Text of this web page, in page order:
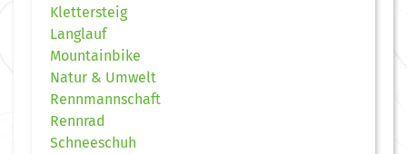
Klettersteig
Langlauf
Mountainbike
Natur & Umwelt
Rennmannschaft
Rennrad
Schneeschuh